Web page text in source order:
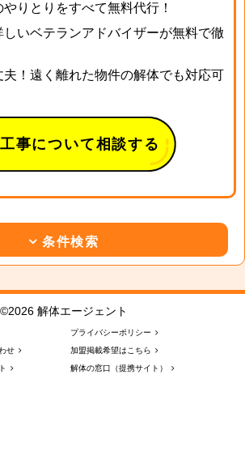
りとりをすべて無料代行！
いベテランアドバイザーが無料で徹
夫！遠く離れた物件の解体でも対応可
事について相談する
条件検索
©2026 解体エージェント
プライバシーポリシー
せ
加盟掲載希望はこちら
解体の窓口（提携サイト）